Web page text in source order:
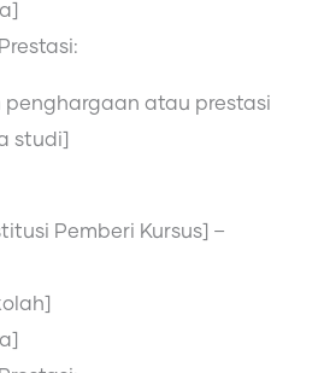
atau prestasi
studi]
Pemberi Kursus] –